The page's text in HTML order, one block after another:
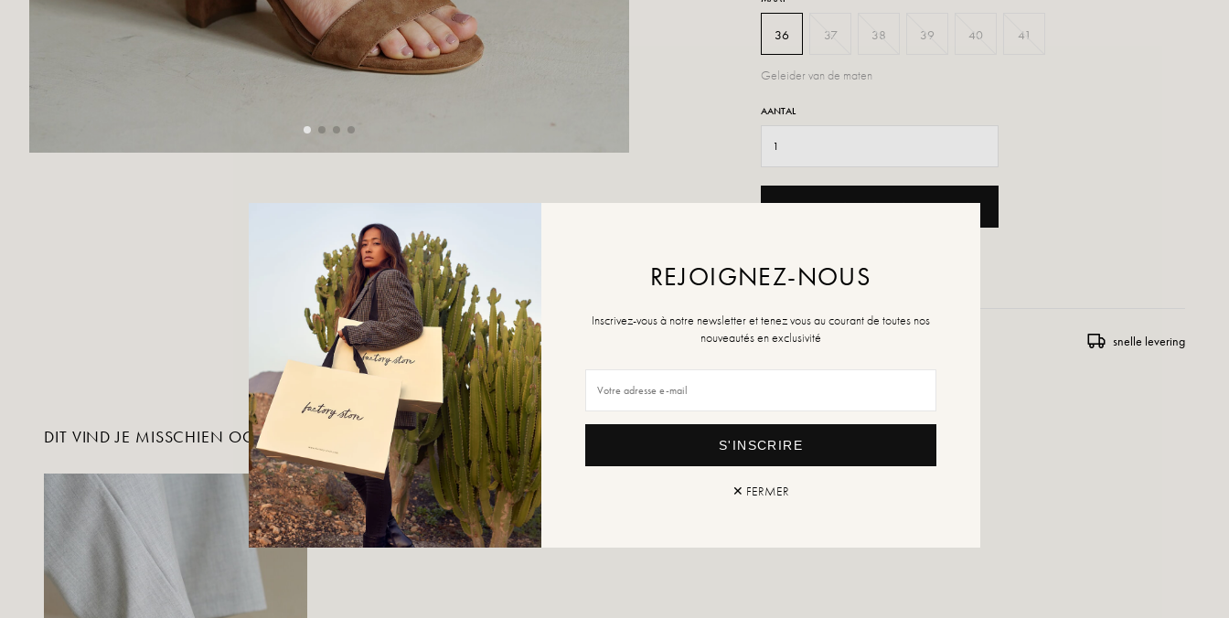
36 37 38 39 40 41
Geleider van de maten
AANTAL
TOEVOEGEN AAN WINKELWAGEN
Retour en uitwisseling snelle levering
DIT VIND JE MISSCHIEN OOK LEUK
REJOIGNEZ-NOUS
Inscrivez-vous à notre newsletter et tenez vous au courant de toutes nos
nouveautés en exclusivité
S'INSCRIRE
✕ FERMER